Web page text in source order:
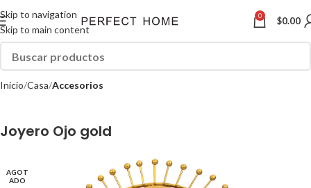
Skip to navigation
Skip to main content
0 $0.00
Inicio Casa Accesorios
Joyero Ojo gold
AGOT
ADO